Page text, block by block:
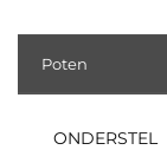
Poten
ONDERSTEL